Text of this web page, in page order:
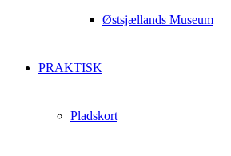
Østsjællands Museum
PRAKTISK
Pladskort